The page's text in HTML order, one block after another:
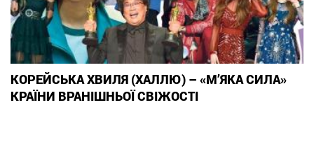
КОРЕЙСЬКА ХВИЛЯ (ХАЛЛЮ) – «М’ЯКА СИЛА»
КРАЇНИ ВРАНІШНЬОЇ СВІЖОСТІ